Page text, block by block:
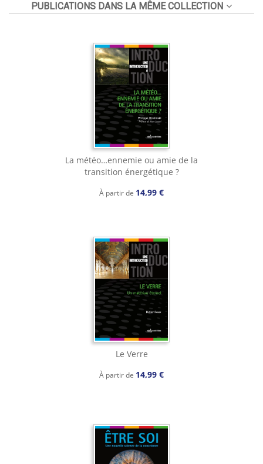
PUBLICATIONS DANS LA MÊME COLLECTION
La météo…ennemie ou amie de la
transition énergétique ?
À partir de 14,99 €
Le Verre
À partir de 14,99 €